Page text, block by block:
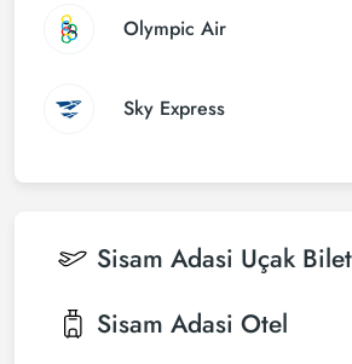
Olympic Air
Sky Express
Sisam Adasi Uçak
Sisam Adasi Otel